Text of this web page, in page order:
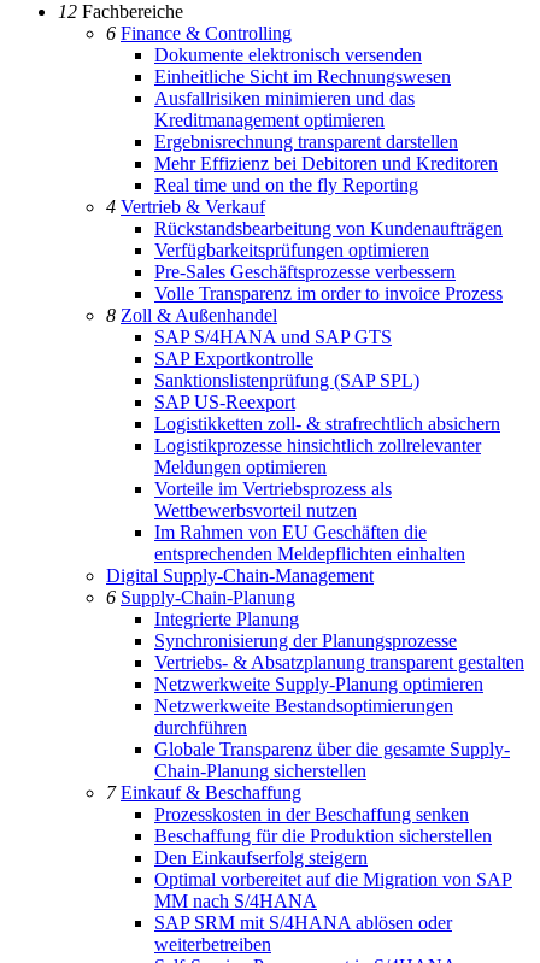
12 Fachbereiche
6 Finance & Controlling
Dokumente elektronisch versenden
Einheitliche Sicht im Rechnungswesen
Ausfallrisiken minimieren und das
Kreditmanagement optimieren
Ergebnisrechnung transparent darstellen
Mehr Effizienz bei Debitoren und Kreditoren
Real time und on the fly Reporting
4 Vertrieb & Verkauf
Rückstandsbearbeitung von Kundenaufträgen
Verfügbarkeitsprüfungen optimieren
Pre-Sales Geschäftsprozesse verbessern
Volle Transparenz im order to invoice Prozess
8 Zoll & Außenhandel
SAP S/4HANA und SAP GTS
SAP Exportkontrolle
Sanktionslistenprüfung (SAP SPL)
SAP US-Reexport
Logistikketten zoll- & strafrechtlich absichern
Logistikprozesse hinsichtlich zollrelevanter
Meldungen optimieren
Vorteile im Vertriebsprozess als
Wettbewerbsvorteil nutzen
Im Rahmen von EU Geschäften die
entsprechenden Meldepflichten einhalten
Digital Supply-Chain-Management
6 Supply-Chain-Planung
Integrierte Planung
Synchronisierung der Planungsprozesse
Vertriebs- & Absatzplanung transparent gestalten
Netzwerkweite Supply-Planung optimieren
Netzwerkweite Bestandsoptimierungen
durchführen
Globale Transparenz über die gesamte Supply-
Chain-Planung sicherstellen
7Einkauf & Beschaffung
Prozesskosten in der Beschaffung senken
Beschaffung für die Produktion sicherstellen
Den Einkaufserfolg steigern
Optimal vorbereitet auf die Migration von SAP
MM nach S/4HANA
SAP SRM mit S/4HANA ablösen oder
weiterbetreiben